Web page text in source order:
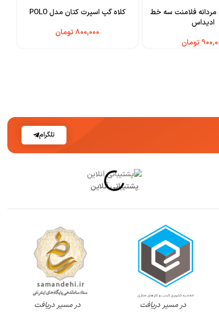
مردانه فلامنت سه خط
ادیداس
تومان
کلاه گپ اسپرت کتان مدل POLO
تومان
تلگرام
پشتیبانی آنلاین
در مسیر دریافت در مسیر دریافت